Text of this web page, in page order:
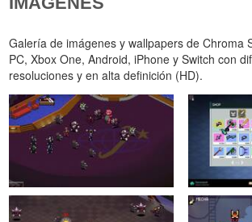
Galería de imágenes y wallpapers de Chroma
PC, Xbox One, Android, iPhone y Switch con
resoluciones y en alta definición (HD).